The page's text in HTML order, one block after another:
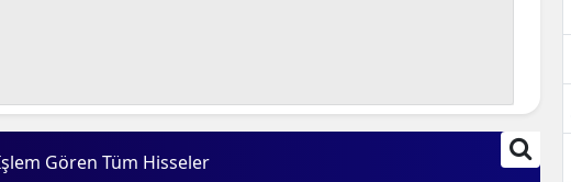
Gören Tüm Hisseler